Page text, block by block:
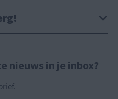
nieuws in je inbox?